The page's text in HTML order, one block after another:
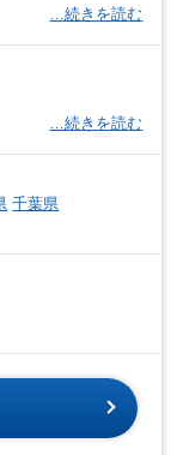
…続きを読む
…続きを読む
千葉県